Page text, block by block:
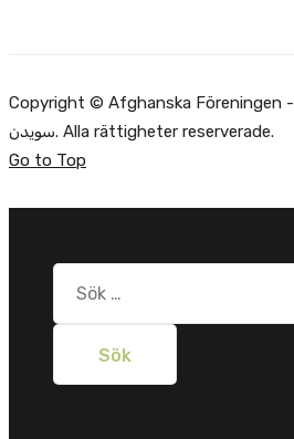
Copyright © Afghanska Föreningen - انجمن افغانها در
سویدن. Alla rättigheter reserverade.
Go to Top
Sök
efter: